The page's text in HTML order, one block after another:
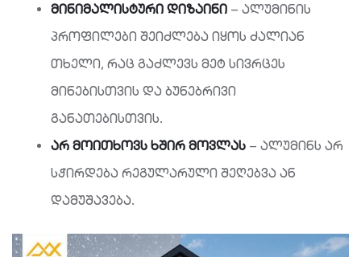
მინიმალისტური დიზაინი – ალუმინის
პროფილები შეიძლება იყოს ძალიან
თხელი, რაც გაძლევს მეტ სივრცეს
მინებისთვის და ბუნებრივი
განათებისთვის.
არ მოითხოვს ხშირ მოვლას – ალუმინს არ
სჭირდება რეგულარული შეღებვა ან
დამუშავება.